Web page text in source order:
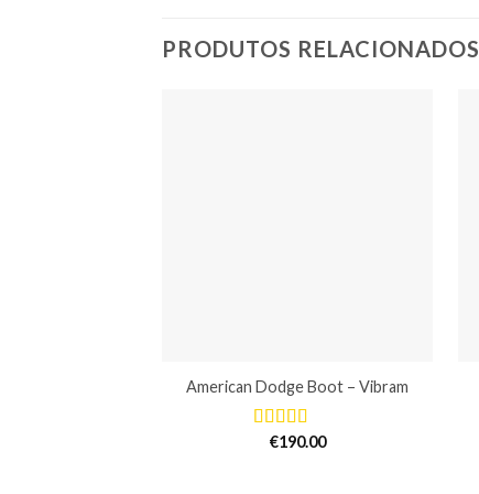
PRODUTOS RELACIONADOS
American Dodge Boot – Vibram
Avaliação
€190.00